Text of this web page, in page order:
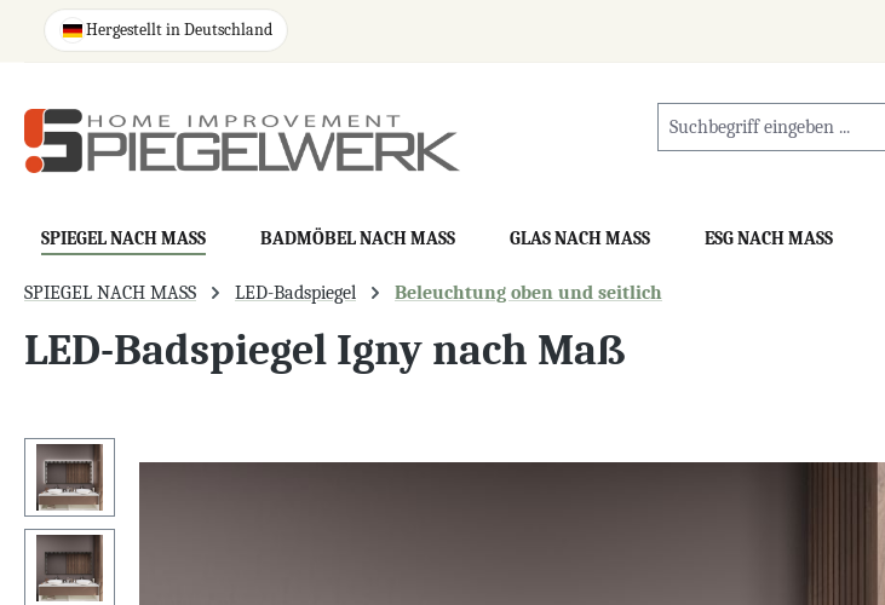
Zur Hauptnavigation springen
Hergestellt in Deutschland
SPIEGEL NACH MASS BADMÖBEL NACH MASS GLAS NACH MASS ESG NACH MASS
SPIEGEL NACH MASS LED-Badspiegel Beleuchtung oben und seitlich
LED-Badspiegel Igny nach Maß
Bildergalerie überspringen